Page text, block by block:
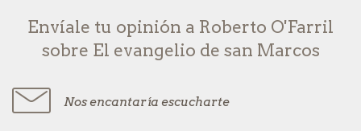
Envíale tu opinión a Roberto O'Farril
sobre El evangelio de san Marcos
Nos encantaría escucharte